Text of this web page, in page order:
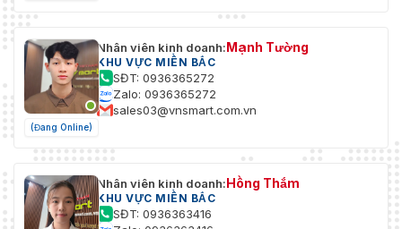
(Đang Online)
Nhân viên kinh doanh:Mạnh Tường
KHU VỰC MIỀN BẮC
SĐT: 0936365272
Zalo: 0936365272
sales03@vnsmart.com.vn
Nhân viên kinh doanh:Hồng Thắm
KHU VỰC MIỀN BẮC
SĐT: 0936363416